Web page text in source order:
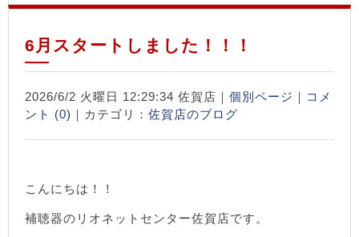
6月スタートしました！！！
2026/6/2 火曜日 12:29:34 佐賀店｜ 個別ページ ｜ コメ
ント (0) ｜カテゴリ： 佐賀店のブログ
こんにちは！！
補聴器のリオネットセンター佐賀店です。